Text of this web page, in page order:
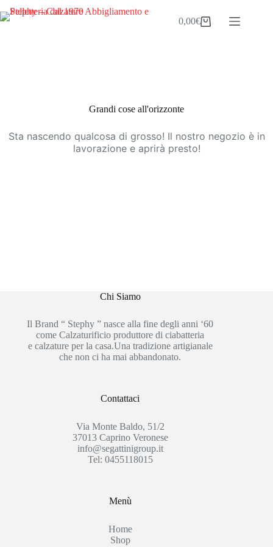
al
Carrello
0,00€
Grandi cose all'orizzonte
Sta nascendo qualcosa di grosso! Il nostro negozio è in
lavorazione e aprirà presto!
Chi Siamo
Il Brand “ Stephy ” nasce alla fine degli anni ‘60
come Calzaturificio produttore di ciabatteria
e calzature per la casa.Una tradizione artigianale
che non ci ha mai abbandonato.
Contattaci
Via Monte Baldo, 51/2
37013 Caprino Veronese
info@segattinigroup.it
Tel: 0455118015
Menù
Home
Shop